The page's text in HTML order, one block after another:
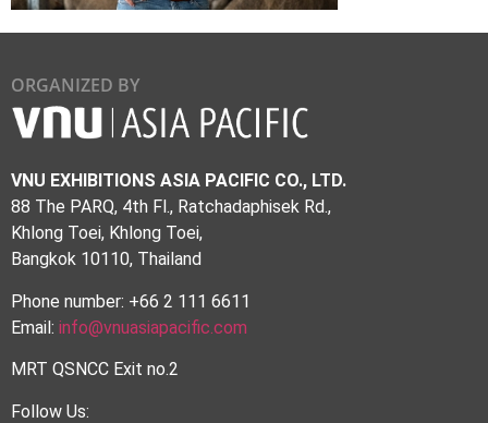
ORGANIZED BY
VNU EXHIBITIONS ASIA PACIFIC CO., LTD.
88 The PARQ, 4th Fl., Ratchadaphisek Rd.,
Khlong Toei, Khlong Toei,
Bangkok 10110, Thailand
Phone number: +66 2 111 6611
Email: info@vnuasiapacific.com
MRT QSNCC Exit no.2
Follow Us: